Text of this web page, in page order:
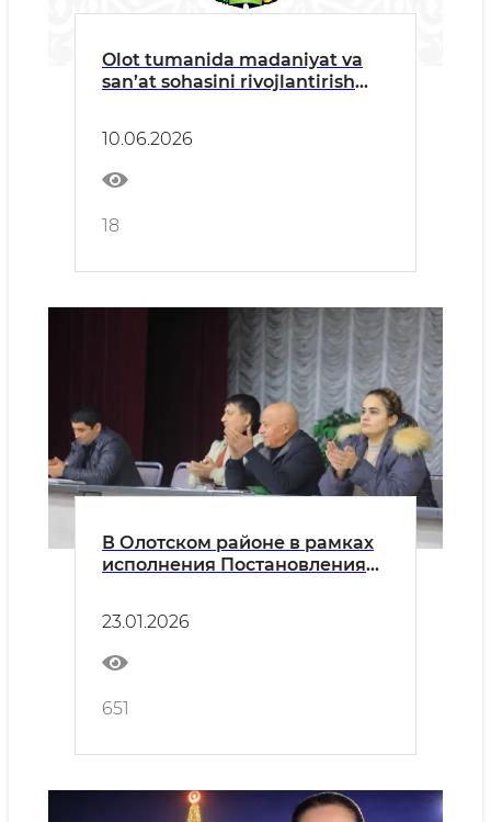
Olot tumanida madaniyat va
san’at sohasini rivojlantirish
10.06.2026
18
В Олoтском районе в рамках
исполнения Постановления
года №405 «О мерах по
привлечению активных
нуронийев к реализации
программы “От бедности к
благополучию”» был
практический семинар.
23.01.2026
651